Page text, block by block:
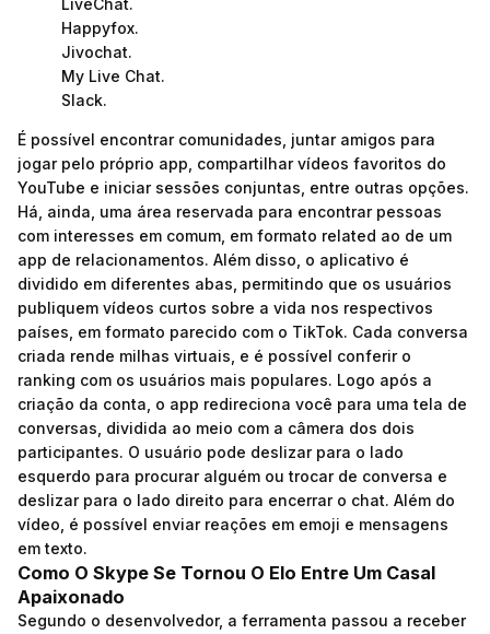
LiveChat.
Happyfox.
Jivochat.
My Live Chat.
Slack.
É possível encontrar comunidades, juntar amigos para
jogar pelo próprio app, compartilhar vídeos favoritos do
YouTube e iniciar sessões conjuntas, entre outras opções.
Há, ainda, uma área reservada para encontrar pessoas
com interesses em comum, em formato related ao de um
app de relacionamentos. Além disso, o aplicativo é
dividido em diferentes abas, permitindo que os usuários
publiquem vídeos curtos sobre a vida nos respectivos
países, em formato parecido com o TikTok. Cada conversa
criada rende milhas virtuais, e é possível conferir o
ranking com os usuários mais populares. Logo após a
criação da conta, o app redireciona você para uma tela de
conversas, dividida ao meio com a câmera dos dois
participantes. O usuário pode deslizar para o lado
esquerdo para procurar alguém ou trocar de conversa e
deslizar para o lado direito para encerrar o chat. Além do
vídeo, é possível enviar reações em emoji e mensagens
em texto.
Como O Skype Se Tornou O Elo Entre Um Casal
Apaixonado
Segundo o desenvolvedor, a ferramenta passou a receber